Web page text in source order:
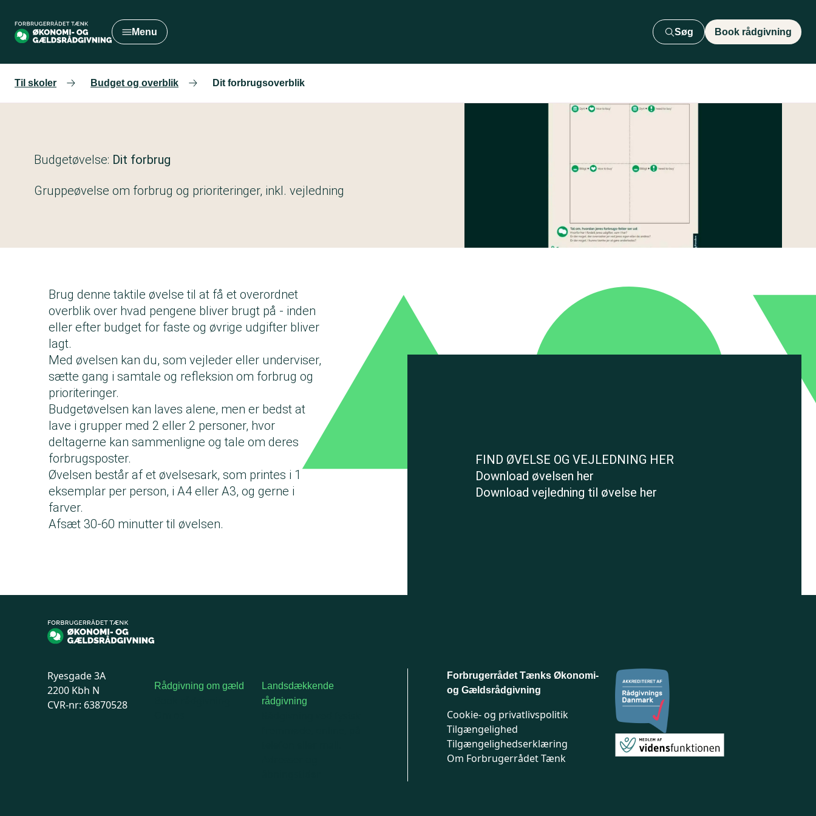
hovedindhold
Menu Søg Book rådgivning
Til skoler Budget og overblik Dit forbrugsoverblik
Budgetøvelse: Dit forbrug
Gruppeøvelse om forbrug og prioriteringer, inkl. vejledning
Brug denne taktile øvelse til at få et overordnet
overblik over hvad pengene bliver brugt på - inden
eller efter budget for faste og øvrige udgifter bliver
lagt.
Med øvelsen kan du, som vejleder eller underviser,
sætte gang i samtale og refleksion om forbrug og
prioriteringer.
Budgetøvelsen kan laves alene, men er bedst at
lave i grupper med 2 eller 2 personer, hvor
deltagerne kan sammenligne og tale om deres
forbrugsposter.
Øvelsen består af et øvelsesark, som printes i 1
eksemplar per person, i A4 eller A3, og gerne i
farver.
Afsæt 30-60 minutter til øvelsen.
FIND ØVELSE OG VEJLEDNING HER
Download øvelsen her
Download vejledning til øvelse her
Ryesgade 3A
2200 Kbh N
CVR-nr: 63870528
Rådgivning om gæld
Landsdækkende
rådgivning
Forbrugerrådet Tænks Økonomi-
og Gældsrådgivning
Cookie- og privatlivspolitik
Tilgængelighed
Tilgængelighedserklæring
Om Forbrugerrådet Tænk